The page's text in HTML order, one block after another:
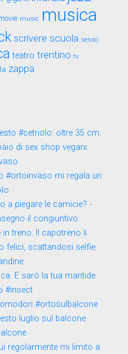
music musica
scrivere scuola sesso
teatro trentino tv
zappa